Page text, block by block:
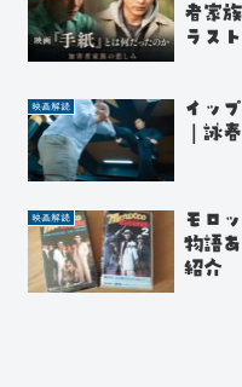
者家
ラス
映画解読
イッ
｜詠
映画解読
モロ
物語
紹介